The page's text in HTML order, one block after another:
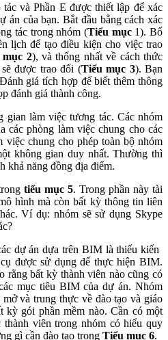
và Phần E được thiết lập để xác
án của bạn. Bắt đầu bằng cách xác
tác trong nhóm (Tiểu mục1). Bố
lịch để tạo điều kiện cho việc trao
mục 2), và thống nhất về cách thức
được trao đổi (Tiểu mục 3). Bạn
giá tích hợp để biết thêm thông
đánh giá thành công.
gian làm việc tương tác. Các nhóm
các phòng làm việc chung cho các
chung cho phép toàn bộ nhóm
không gian duy nhất. Thường thì
khả năng đồng địa điểm.
tiểu mục 5. Trong phần này tài
hình mà còn bất kỳ thông tin liên
Ví dụ: nhóm sẽ sử dụng Skype
dự án dựa trên BIM là thiếu kiến
được sử dụng để thực hiện BIM.
rằng bất kỳ thành viên nào cũng có
mục tiêu BIM của dự án. Nhóm
và trung thực về đào tạo và giáo
kỳ gói phần mềm nào. Cần có một
viên trong nhóm có hiểu quy
gì cần đào tạo trong Tiểu mục 6.